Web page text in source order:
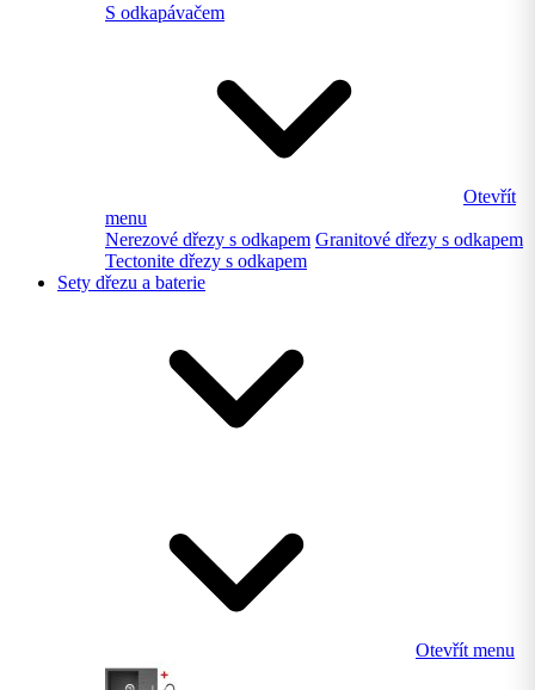
S odkapávačem
Otevřít
menu
Nerezové dřezy s odkapem Granitové dřezy s odkapem
Tectonite dřezy s odkapem
Sety dřezu a baterie
Otevřít menu